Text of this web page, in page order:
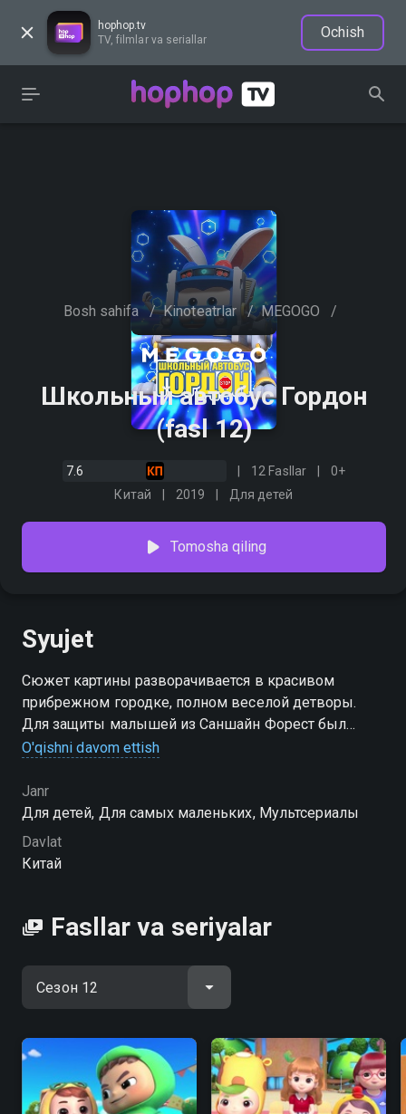
hophop.tv
TV, filmlar va seriallar
Ochish
Bosh sahifa / Kinoteatrlar / MEGOGO /
Школьный автобус Гордон
(fasl 12)
7.6 12 Fasllar
0+
Китай
2019 Для детей
Tomosha qiling
Syujet
Сюжет картины разворачивается в красивом
прибрежном городке, полном веселой детворы.
Для защиты малышей из Саншайн Форест был
построен супер-автобус, получивший имя Гордон.
любой вид транспорта! Гордон всегда готов прийти
на помощь своим маленьким друзьям!
Школьный автобус Гордон serialining 12-faslini
O'qishni davom ettish
Janr
Для детей, Для самых маленьких, Мультсериалы
Davlat
Китай
Fasllar va seriyalar